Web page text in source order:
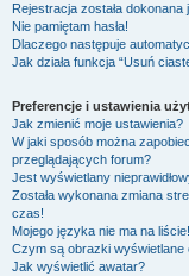
Rejestracja została
Nie pamiętam hasła!
Dlaczego następuje
Jak działa funkcja “Usuń
Preferencje i ustawienia
Jak zmienić moje ustawienia?
W jaki sposób można
przeglądających forum?
Jest wyświetlany
Została wykonana zmiana
czas!
Mojego języka nie ma na liście!
Czym są obrazki
Jak wyświetlić awatar?